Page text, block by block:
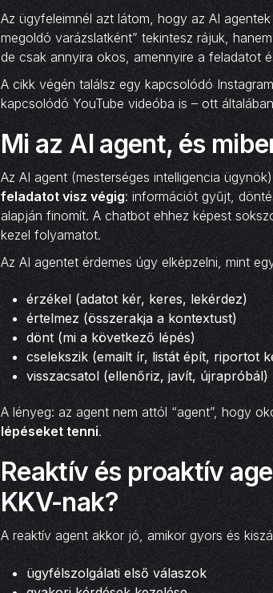
Az ügyfeleimnél azt látom, hogy az AI
megoldó varázslatként” tekintesz rájuk,
de csak annyira okos, amennyire a feladatot
A cikk végén találsz egy kapcsolódó
kapcsolódó YouTube videóba is – ott
Mi az AI agent, és
Az AI agent (mesterséges intelligencia
feladatot visz végig: információt gyűjt,
alapján finomít. A chatbot ehhez képest
kezel folyamatot.
Az AI agentet érdemes úgy elképzelni, mint
érzékel (adatot kér, keres, lekérdez)
értelmez (összerakja a kontextust)
dönt (mi a következő lépés)
cselekszik (emailt ír, listát épít, riportot
visszacsatol (ellenőriz, javít, újrapróbál)
A lényeg: az agent nem attól “agent”, hogy
lépéseket tenni.
Reaktív és proaktív
KKV-nak?
A reaktív agent akkor jó, amikor gyors és
ügyfélszolgálati első válaszok